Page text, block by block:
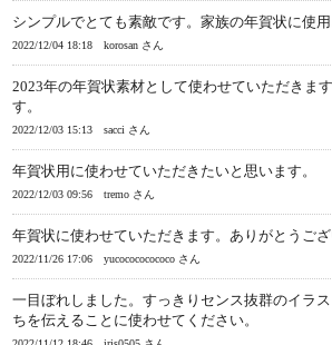
シンプルでとても素敵です。家族の年賀状に使用
2022/12/04 18:18 korosan さん
2023年の年賀状素材として使わせていただきま
す。
2022/12/03 15:13 sacci さん
年賀状用に使わせていただきたいと思います。
2022/12/03 09:56 tremo さん
年賀状に使わせていただきます。ありがとうござ
2022/11/26 17:06 yucocococococo さん
一目ぼれしました。すっきりセンス抜群のイラ
ちを伝えることに使わせてください。